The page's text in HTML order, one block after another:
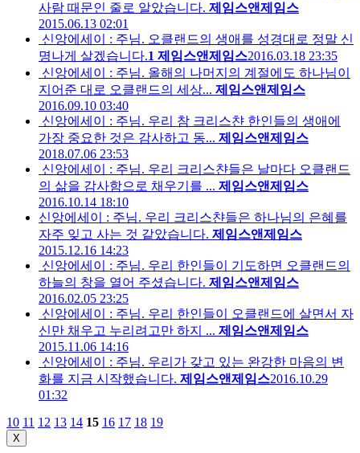
사람 때문인 줄로 알았습니다. 제임스앤제임스
2015.06.13 02:01
신앙에세이 : 주님. 오클랜드의 생애를 성경대로 정말 신
명나게 살겠습니다.1 제임스앤제임스2016.03.18 23:35
신앙에세이 : 주님. 올해의 나머지의 계절에도 하나님이
지어준 대로 오클랜드의 세상... 제임스앤제임스
2016.09.10 03:40
신앙에세이 : 주님. 우리 참 크리스챤 한인들의 생애에
가장 중요한 것은 감사하고 동... 제임스앤제임스
2018.07.06 23:53
신앙에세이 : 주님. 우리 크리스챤들은 날마다 오클랜드
의 삶을 감사함으로 채우기를 ... 제임스앤제임스
2016.10.14 18:10
신앙에세이 : 주님. 우리 크리스챤들은 하나님의 은혜를
자주 잊고 사는 것 같았습니다. 제임스앤제임스
2015.12.16 14:23
신앙에세이 : 주님. 우리 한인들이 기도하면 오클랜드의
하늘의 창을 열어 주셨습니다. 제임스앤제임스
2016.02.05 23:25
신앙에세이 : 주님. 우리 한인들이 오클랜드에 살면서 자
신만 채우고 누리려고만 하지 ... 제임스앤제임스
2015.11.06 14:16
신앙에세이 : 주님. 우리가 갖고 있는 완강한 마음의 변
화를 지금 시작했습니다. 제임스앤제임스2016.10.29
01:32
10 11 12 13 14 15 16 17 18 19
X